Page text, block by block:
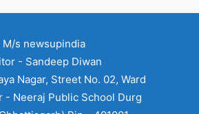
M/s newsupindia
- Sandeep Diwan
Nagar, Street No. 02, Ward
- Neeraj Public School Durg